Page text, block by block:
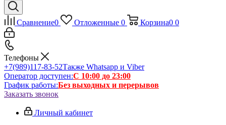
Сравнение0 Отложенные 0 Корзина0 0
Телефоны
+7(989)117-83-52Также Whatsapp и Viber
Оператор доступен:С 10:00 до 23:00
График работы:Без выходных и перерывов
Заказать звонок
Личный кабинет